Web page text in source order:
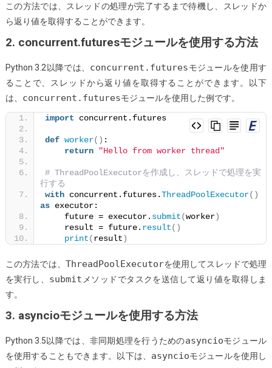
この方法では、スレッドの処理が完了するまで待機し、スレッドか
ら返り値を取得することができます。
2. concurrent.futuresモジュールを使用する方法
Python 3.2以降では、 concurrent.futuresモジュールを使用す
ることで、スレッドから返り値を取得することができます。以下
は、 concurrent.futuresモジュールを使用した例です。
import concurrent.futures
def worker() :
return
"Hello from worker thread"
# ThreadPoolExecutorを作成し、スレッドで処理を実
行する
with concurrent.futures.ThreadPoolExecutor()
as executor:
    future = executor.
submit(worker)
    result = future.
result()
print(result)
この方法では、 ThreadPoolExecutorを使用してスレッドで処理
を実行し、 submit メソッドでタスクを送信して返り値を取得しま
す。
3. asyncioモジュールを使用する方法
Python 3.5以降では、非同期処理を行うためのasyncioモジュール
を使用することもできます。以下は、 asyncioモジュールを使用し